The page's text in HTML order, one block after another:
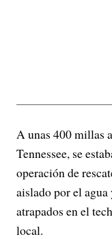
A unas 400 millas
Tennessee, se
operación de
aislado por el
atrapados en el
local.